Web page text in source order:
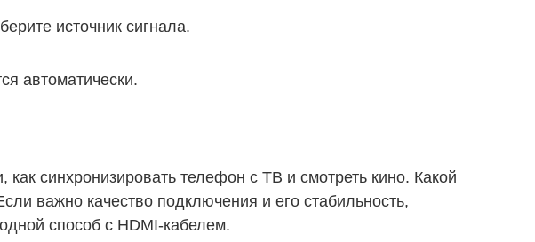
источник сигнала.
автоматически.
как синхронизировать телефон c ТВ и смотреть кино. Какой
важно качество подключения и его стабильность,
способ с HDMI-кабелем.